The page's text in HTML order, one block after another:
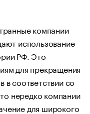
компании
использование
РФ. Это
для прекращения
в соответствии со
нередко компании
для широкого